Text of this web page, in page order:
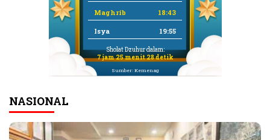
Maghrib 18:43
Isya 19:55
Sholat Dzuhur dalam:
7 jam 25 menit 27 detik
Sumber: Kemenag
NASIONAL